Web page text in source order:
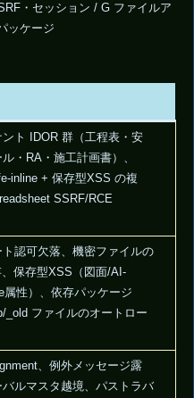
・セッション / G ファイルア
ッケージ
ント IDOR 群（工程表・安
・RA・施工計画書）、
inline + 保存型XSS の複
SSRF/RCE
ト認可欠落、機密ファイルの
保存型XSS（図面/AI-
属性）、依存パッケージ
_old ファイルのオートロー
、例外メッセージ露
ルマスタ越境、パストラバ